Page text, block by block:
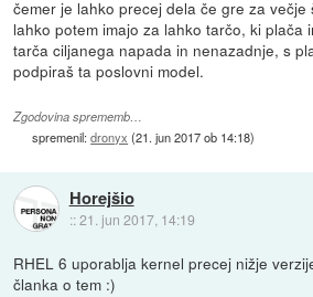
čemer je lahko precej dela če gre za večje
lahko potem imajo za lahko tarčo, ki plača
tarča ciljanega napada in nenazadnje, s
podpiraš ta poslovni model.
Zgodovina sprememb…
spremenil:dronyx (21. jun 2017 ob 14:18)
Horejšio
::21. jun 2017, 14:19
RHEL 6 uporablja kernel precej nižje
članka o tem :)